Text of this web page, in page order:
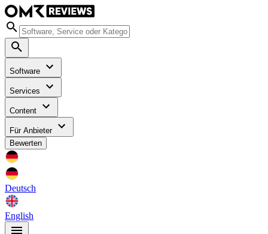
Software
Services
Content
Für Anbieter
Bewerten
Deutsch
English